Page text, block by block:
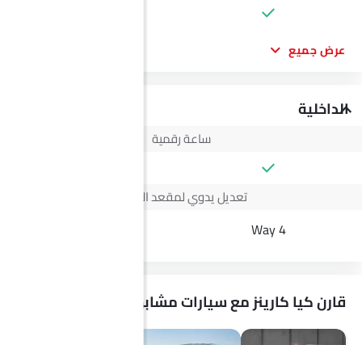
عرض جميع
الداخلية
ساعة رقمية
تعديل يدوي لمقعد السائق
4 Way
قارن كيا كارينز مع سيارات مشابهة